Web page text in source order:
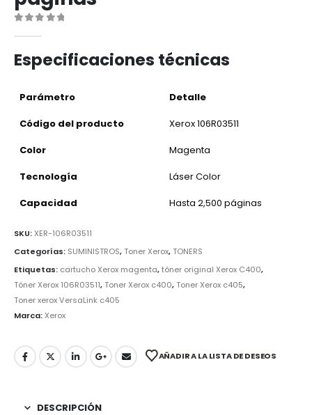
Especificaciones técnicas
Parámetro
Detalle
Código del producto
Xerox 106R03511
Color
Magenta
Tecnología
Láser Color
Capacidad
Hasta 2,500 páginas
SKU:XER-106R03511
Categorías: SUMINISTROS,Toner Xerox,TONERS
Etiquetas: cartucho Xerox magenta,tóner original Xerox C400,
Tóner Xerox 106R03511,Toner Xerox c400,Toner Xerox c405,
Toner xerox VersaLink c405
Marca:Xerox
AÑADIR A LA LISTA DE DESEOS
DESCRIPCIÓN